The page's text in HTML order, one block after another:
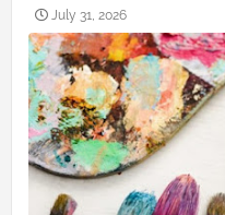
July 31, 2026